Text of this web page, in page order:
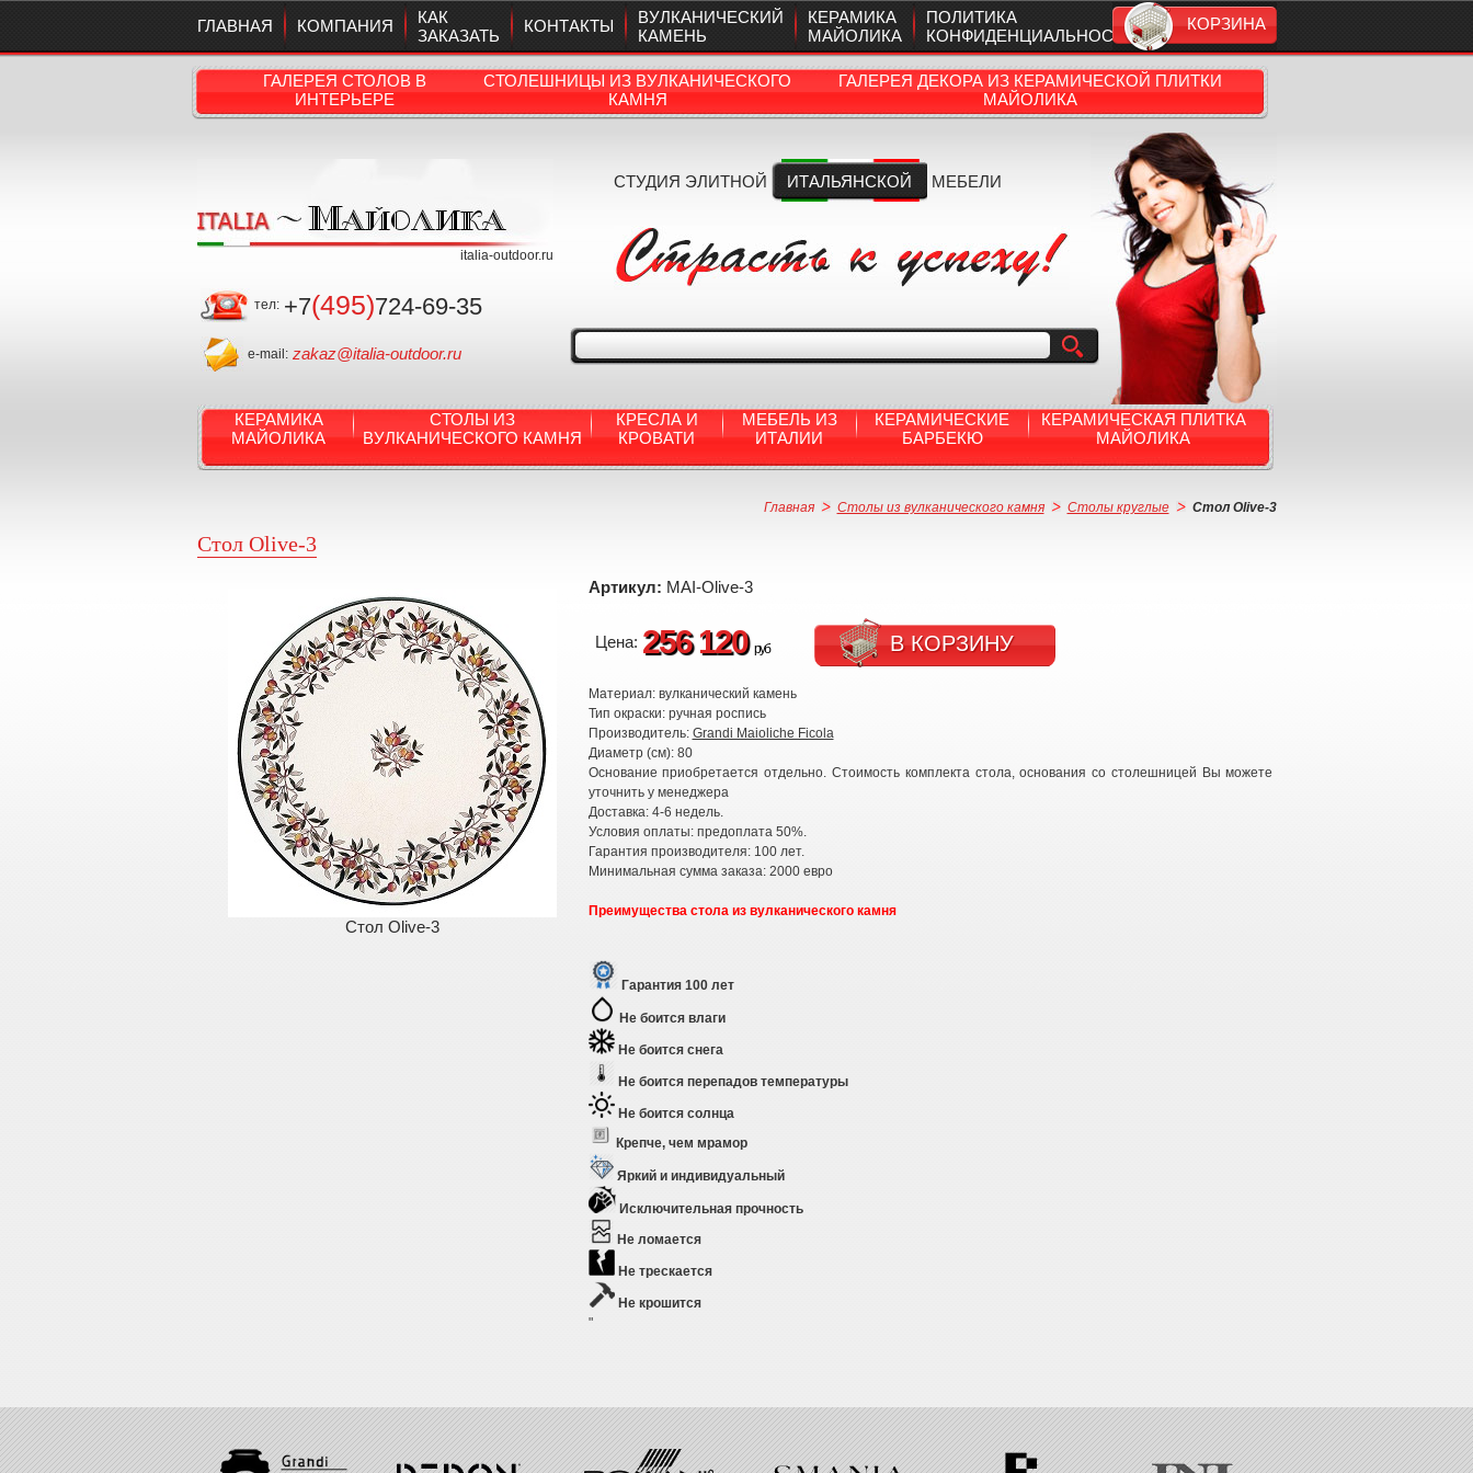
КОРЗИНА
ГЛАВНАЯ КОМПАНИЯ
КАК
ЗАКАЗАТЬ
КОНТАКТЫ
ВУЛКАНИЧЕСКИЙ
КАМЕНЬ
КЕРАМИКА
МАЙОЛИКА
ПОЛИТИКА
КОНФИДЕНЦИАЛЬНОСТИ
ГАЛЕРЕЯ СТОЛОВ В
ИНТЕРЬЕРЕ
СТОЛЕШНИЦЫ ИЗ ВУЛКАНИЧЕСКОГО
КАМНЯ
ГАЛЕРЕЯ ДЕКОРА ИЗ КЕРАМИЧЕСКОЙ ПЛИТКИ
МАЙОЛИКА
italia-outdoor.ru
тел: +7(495)724-69-35
e-mail: zakaz@italia-outdoor.ru
СТУДИЯ ЭЛИТНОЙ ИТАЛЬЯНСКОЙ МЕБЕЛИ
КЕРАМИКА
МАЙОЛИКА
СТОЛЫ ИЗ
ВУЛКАНИЧЕСКОГО КАМНЯ
КРЕСЛА И
КРОВАТИ
МЕБЕЛЬ ИЗ
ИТАЛИИ
КЕРАМИЧЕСКИЕ
БАРБЕКЮ
КЕРАМИЧЕСКАЯ ПЛИТКА
МАЙОЛИКА
Главная Столы из вулканического камня Столы круглые Стол Olive-3
Стол Olive-3
Стол Olive-3
Артикул: MAI-Olive-3
Цена: 256 120 руб В КОРЗИНУ
Материал: вулканический камень
Тип окраски: ручная роспись
Производитель: Grandi Maioliche Ficola
Диаметр (см): 80
Основание приобретается отдельно. Стоимость комплекта стола, основания со столешницей Вы можете
уточнить у менеджера
Доставка: 4-6 недель.
Условия оплаты: предоплата 50%.
Гарантия производителя: 100 лет.
Минимальная сумма заказа: 2000 евро
Преимущества стола из вулканического камня
Гарантия 100 лет
Не боится влаги
Не боится снега
Не боится перепадов температуры
Не боится солнца
Крепче, чем мрамор
Яркий и индивидуальный
Исключительная прочность
Не ломается
Не трескается
Не крошится
"